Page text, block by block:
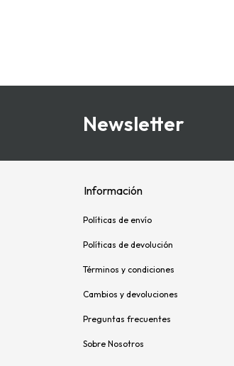
Newsletter
Información
Políticas de envío
Políticas de devolución
Términos y condiciones
Cambios y devoluciones
Preguntas frecuentes
Sobre Nosotros